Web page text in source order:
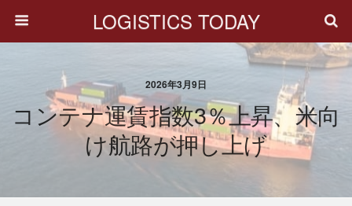
LOGISTICS TODAY
2026年3月9日
コンテナ運賃指数3％上昇、米向
け航路が押し上げ